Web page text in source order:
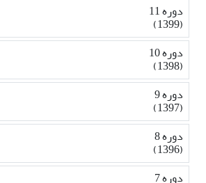
دوره 11
(1399)
دوره 10
(1398)
دوره 9
(1397)
دوره 8
(1396)
دوره 7